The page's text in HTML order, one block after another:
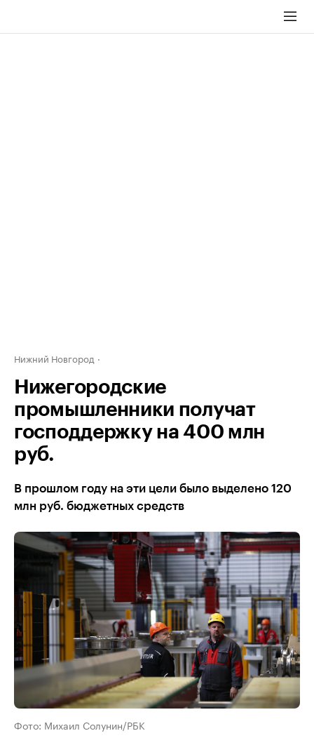
Нижний Новгород
Нижегородские
промышленники получат
господдержку на 400 млн
руб.
В прошлом году на эти цели было выделено 120
млн руб. бюджетных средств
Фото: Михаил Солунин/РБК